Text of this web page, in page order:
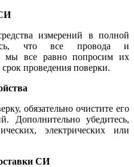
измерений в полной
что все провода и
мы все равно попросим их
проведения поверки.
обязательно очистите его
Дополнительно убедитесь,
электрических или
СИ